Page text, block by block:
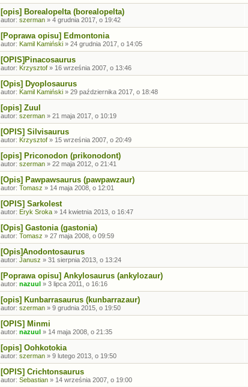
[opis] Borealopelta (borealopelta)
autor: szerman » 4 grudnia 2017, o 19:42
[Poprawa opisu] Edmontonia
autor: Kamil Kamiński » 24 grudnia 2017, o 14:05
[OPIS]Pinacosaurus
autor: Krzysztof » 16 września 2007, o 13:46
[Opis] Dyoplosaurus
autor: Kamil Kamiński » 29 października 2017, o 18:48
[opis] Zuul
autor: szerman » 21 maja 2017, o 10:19
[OPIS] Silvisaurus
autor: Krzysztof » 15 września 2007, o 20:49
[opis] Priconodon (prikonodont)
autor: szerman » 22 maja 2012, o 21:41
[Opis] Pawpawsaurus (pawpawzaur)
autor: Tomasz » 14 maja 2008, o 12:01
[OPIS] Sarkolest
autor: Eryk Sroka » 14 kwietnia 2013, o 16:47
[Opis] Gastonia (gastonia)
autor: Tomasz » 27 maja 2008, o 09:59
[Opis]Anodontosaurus
autor: Janusz » 31 sierpnia 2013, o 13:24
[Poprawa opisu] Ankylosaurus (ankylozaur)
autor: nazuul » 3 lipca 2011, o 16:16
[opis] Kunbarrasaurus (kunbarrazaur)
autor: szerman » 9 grudnia 2015, o 19:50
[OPIS] Minmi
autor: nazuul » 14 maja 2008, o 21:35
[opis] Oohkotokia
autor: szerman » 9 lutego 2013, o 19:50
[OPIS] Crichtonsaurus
autor: Sebastian » 14 września 2007, o 19:00